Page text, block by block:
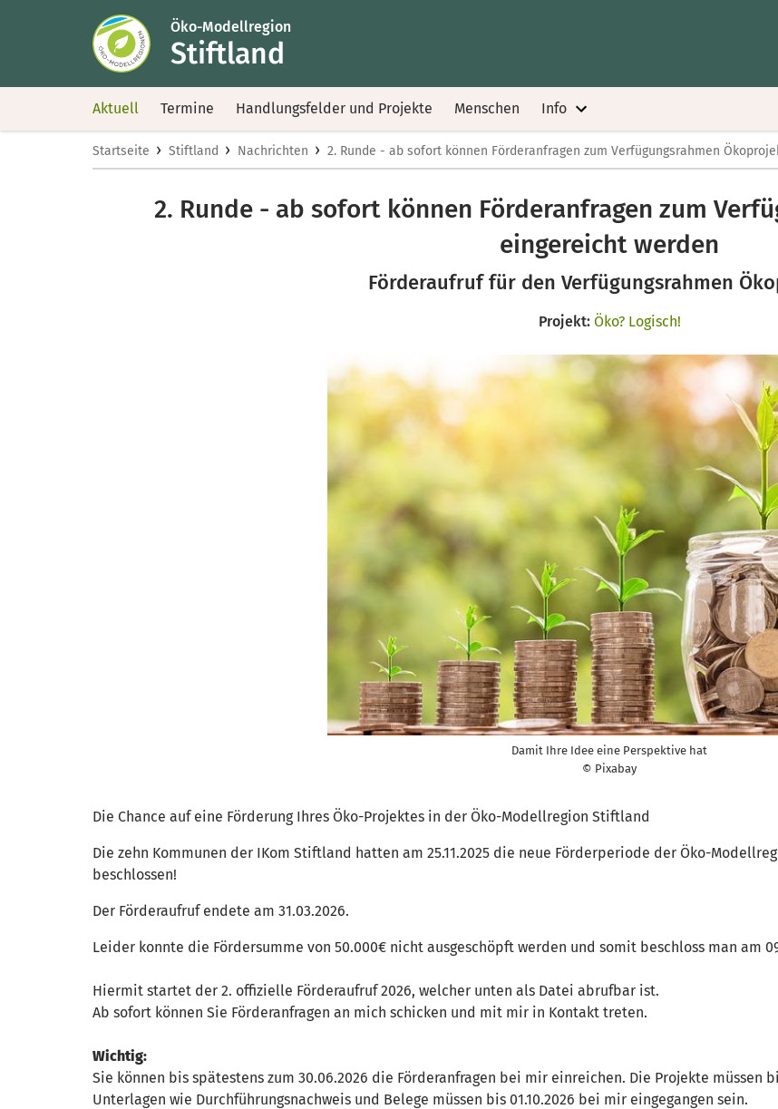
Öko-Modellregion
Stiftland
Aktuell Termine Handlungsfelder und Projekte Menschen Info
Startseite › Stiftland › Nachrichten › 2. Runde - ab sofort können Förderanfragen zum Verfügungsrahmen
2. Runde - ab sofort können Förderanfragen zum
eingereicht werden
Förderaufruf für den Verfügungsrahmen
Projekt: Öko? Logisch!
Damit Ihre Idee eine Perspektive hat
© Pixabay
Die Chance auf eine Förderung Ihres Öko-Projektes in der Öko-Modellregion Stiftland
Die zehn Kommunen der IKom Stiftland hatten am 25.11.2025 die neue Förderperiode der Öko-
beschlossen!
Der Förderaufruf endete am 31.03.2026.
Leider konnte die Fördersumme von 50.000€ nicht ausgeschöpft werden und somit beschloss man am
Hiermit startet der 2. offizielle Förderaufruf 2026, welcher unten als Datei abrufbar ist.
Ab sofort können Sie Förderanfragen an mich schicken und mit mir in Kontakt treten.
Wichtig:
Sie können bis spätestens zum 30.06.2026 die Förderanfragen bei mir einreichen. Die Projekte müssen
Unterlagen wie Durchführungsnachweis und Belege müssen bis 01.10.2026 bei mir eingegangen sein.